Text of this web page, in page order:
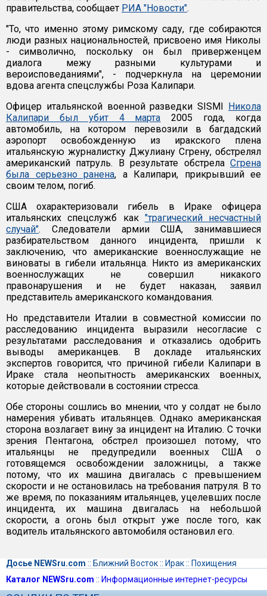
правительства, сообщает РИА "Новости".
"То, что именно этому римскому саду, где собираются
люди разных национальностей, присвоено имя Николы
- символично, поскольку он был приверженцем
диалога межу разными культурами и
вероисповеданиями", - подчеркнула на церемонии
вдова агента спецслужбы Роза Калипари.
Офицер итальянской военной разведки SISMI Никола
Калипари был убит 4 марта 2005 года, когда
автомобиль, на котором перевозили в багдадский
аэропорт освобожденную из иракского плена
итальянскую журналистку Джулиану Сгрену, обстрелял
американский патруль. В результате обстрела Сгрена
была серьезно ранена, а Калипари, прикрывший ее
своим телом, погиб.
США охарактеризовали гибель в Ираке офицера
итальянских спецслужб как "трагический несчастный
случай". Следователи армии США, занимавшиеся
разбирательством данного инцидента, пришли к
заключению, что американские военнослужащие не
виноваты в гибели итальянца. Никто из американских
военнослужащих не совершил никакого
правонарушения и не будет наказан, заявил
представитель американского командования.
Но представители Италии в совместной комиссии по
расследованию инцидента выразили несогласие с
результатами расследования и отказались одобрить
выводы американцев. В докладе итальянских
экспертов говорится, что причиной гибели Калипари в
Ираке стала неопытность американских военных,
которые действовали в состоянии стресса.
Обе стороны сошлись во мнении, что у солдат не было
намерения убивать итальянцев. Однако американская
сторона возлагает вину за инцидент на Италию. С точки
зрения Пентагона, обстрел произошел потому, что
итальянцы не предупредили военных США о
готовящемся освобождении заложницы, а также
потому, что их машина двигалась с превышением
скорости и не остановилась на требования патруля. В то
же время, по показаниям итальянцев, уцелевших после
инцидента, их машина двигалась на небольшой
скорости, а огонь был открыт уже после того, как
водитель итальянского автомобиля остановил его.
Досье NEWSru.com :: Ближний Восток:: Ирак:: Похищения
Каталог NEWSru.com :: Информационные интернет-ресурсы